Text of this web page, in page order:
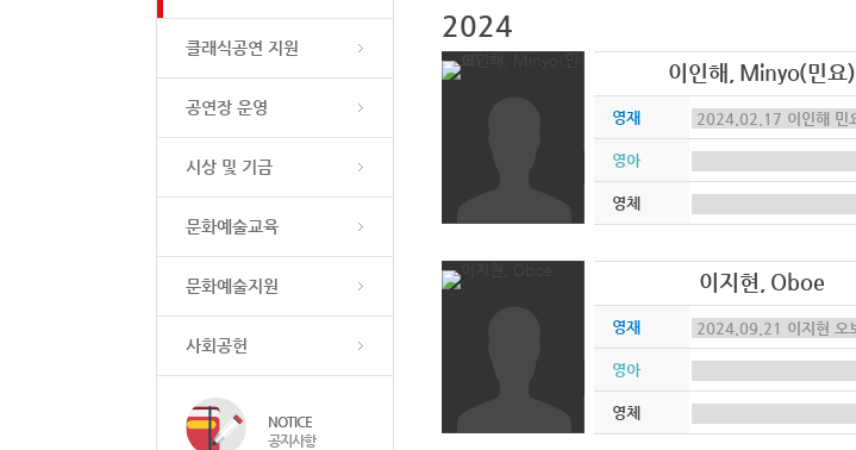
클래식공연 지원
공연장 운영
시상 및 기금
문화예술교육
문화예술지원
사회공헌
NOTICE
공지사항
2024
이인해, Minyo(민요)
영재
영아
영체
이지현, Oboe
영재
영아
영체